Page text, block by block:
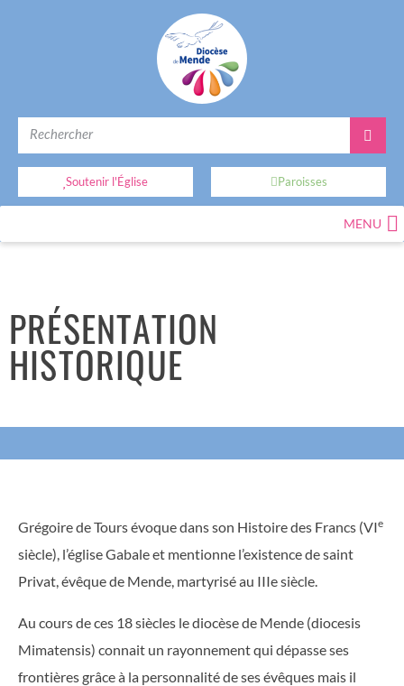
Soutenir l'Église Paroisses
MENU
PRÉSENTATION
HISTORIQUE
Grégoire de Tours évoque dans son Histoire des Francs (VIe
siècle), l’église Gabale et mentionne l’existence de saint
Privat, évêque de Mende, martyrisé au IIIe siècle.
Au cours de ces 18 siècles le diocèse de Mende (diocesis
Mimatensis) connait un rayonnement qui dépasse ses
frontières grâce à la personnalité de ses évêques mais il